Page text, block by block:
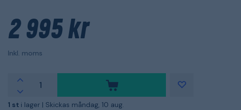
2 995 kr
Inkl. moms
1 st i lager | Skickas måndag, 10 aug.